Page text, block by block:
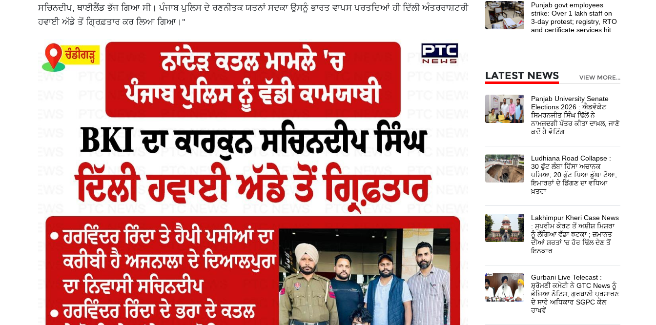
ਸਚਿਨਦੀਪ, ਥਾਈਲੈਂਡ ਭੱਜ ਗਿਆ ਸੀ। ਪੰਜਾਬ ਪੁਲਿਸ ਦੇ ਰਣਨੀਤਕ ਯਤਨਾਂ ਸਦਕਾ ਉਸਨੂੰ ਭਾਰਤ ਵਾਪਸ ਪਰਤਦਿਆਂ ਹੀ ਦਿੱਲੀ ਅੰਤਰਰਾਸ਼ਟਰੀ
ਹਵਾਈ ਅੱਡੇ ਤੋਂ ਗ੍ਰਿਫ਼ਤਾਰ ਕਰ ਲਿਆ ਗਿਆ।''
Punjab govt employees
strike: Over 1 lakh staff on
3-day protest; registry, RTO
and certificate services hit
LATEST NEWS VIEW MORE...
Panjab University Senate
Elections 2026 : ਐਡਵੋਕੇਟ
ਸਿਮਰਨਜੀਤ ਸਿੰਘ ਢਿੱਲੋਂ ਨੇ
ਨਾਮਜ਼ਦਗੀ ਪੱਤਰ ਕੀਤਾ ਦਾਖ਼ਲ, ਜਾਣੋ
ਕਦੋਂ ਹੈ ਵੋਟਿੰਗ
Ludhiana Road Collapse :
30 ਫੁੱਟ ਲੰਬਾ ਹਿੱਸਾ ਅਚਾਨਕ
ਧਸਿਆ; 20 ਫੁੱਟ ਪਿਆ ਡੂੰਘਾ ਟੋਆ,
ਇਮਾਰਤਾਂ ਦੇ ਡਿੱਗਣ ਦਾ ਵਧਿਆ
ਖ਼ਤਰਾ
Lakhimpur Kheri Case News
: ਸੁਪਰੀਮ ਕੋਰਟ ਤੋਂ ਅਸ਼ੀਸ਼ ਮਿਸ਼ਰਾ
ਨੂੰ ਲੱਗਿਆ ਵੱਡਾ ਝਟਕਾ ; ਜ਼ਮਾਨਤ
ਦੀਆਂ ਸ਼ਰਤਾਂ ’ਚ ਹੋਰ ਢਿੱਲ ਦੇਣ ਤੋਂ
ਇਨਕਾਰ
Gurbani Live Telecast :
ਸ਼੍ਰੋਮਣੀ ਕਮੇਟੀ ਨੇ GTC News ਨੂੰ
ਭੇਜਿਆ ਨੋਟਿਸ, ਗੁਰਬਾਣੀ ਪ੍ਰਸਾਰਣ
ਦੇ ਸਾਰੇ ਅਧਿਕਾਰ SGPC ਕੋਲ
ਰਾਖਵੇਂ